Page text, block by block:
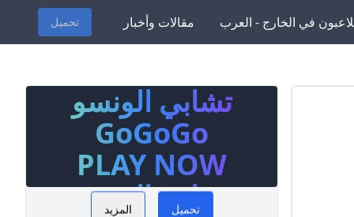
في الخارج - العرب مقالات وأخبار تحميل
تشابي الونسو
GoGoGo
PLAY NOW
تشابي الونسو
تحميل المزيد